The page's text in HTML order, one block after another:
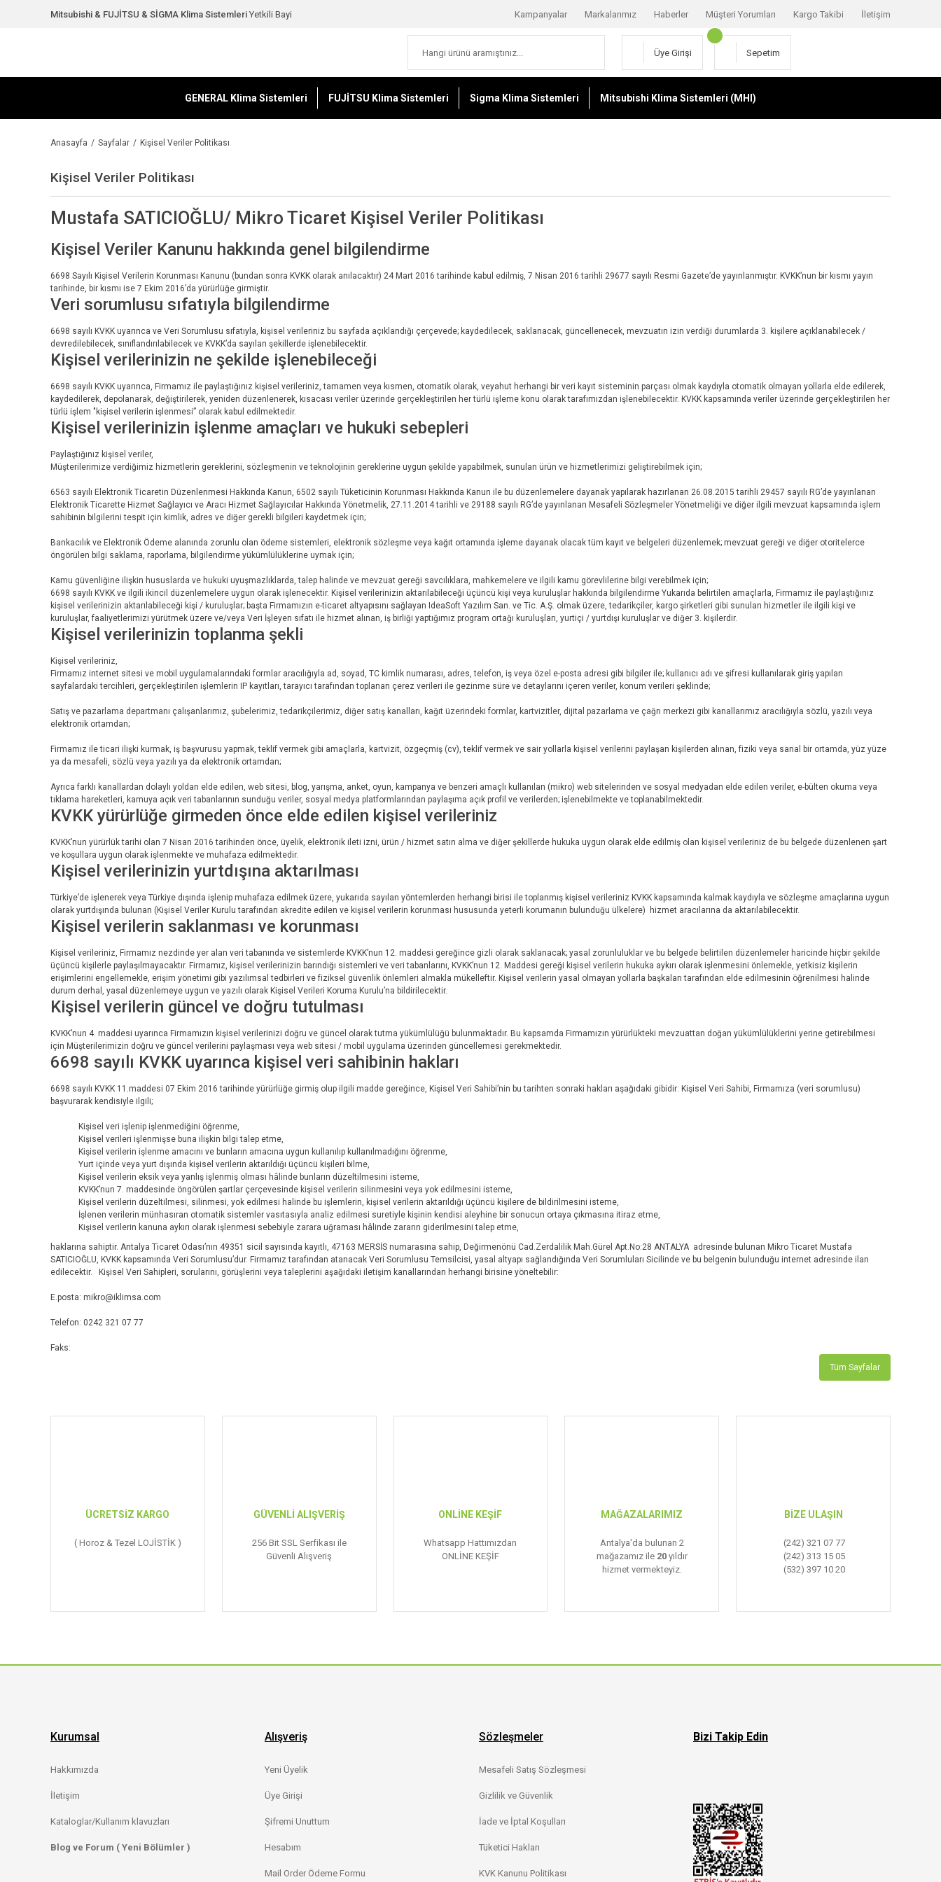
Mitsubishi & FUJİTSU & SİGMA Klima Sistemleri Yetkili Bayi Kampanyalar Markalarımız Haberler Müşteri Yorumları Kargo Takibi İletişim
Üye Girişi Sepetim
GENERAL Klima Sistemleri FUJİTSU Klima Sistemleri Sigma Klima Sistemleri Mitsubishi Klima Sistemleri (MHI)
Anasayfa Sayfalar Kişisel Veriler Politikası
Kişisel Veriler Politikası
Mustafa SATICIOĞLU/ Mikro Ticaret Kişisel Veriler Politikası
Kişisel Veriler Kanunu hakkında genel bilgilendirme
6698 Sayılı Kişisel Verilerin Korunması Kanunu (bundan sonra KVKK olarak anılacaktır) 24 Mart 2016 tarihinde kabul edilmiş, 7 Nisan 2016 tarihli 29677 sayılı Resmi Gazete’de yayınlanmıştır. KVKK’nun bir kısmı yayın
tarihinde, bir kısmı ise 7 Ekim 2016’da yürürlüğe girmiştir.
Veri sorumlusu sıfatıyla bilgilendirme
6698 sayılı KVKK uyarınca ve Veri Sorumlusu sıfatıyla, kişisel verileriniz bu sayfada açıklandığı çerçevede; kaydedilecek, saklanacak, güncellenecek, mevzuatın izin verdiği durumlarda 3. kişilere açıklanabilecek /
devredilebilecek, sınıflandırılabilecek ve KVKK’da sayılan şekillerde işlenebilecektir.
Kişisel verilerinizin ne şekilde işlenebileceği
6698 sayılı KVKK uyarınca, Firmamız ile paylaştığınız kişisel verileriniz, tamamen veya kısmen, otomatik olarak, veyahut herhangi bir veri kayıt sisteminin parçası olmak kaydıyla otomatik olmayan yollarla elde edilerek,
kaydedilerek, depolanarak, değiştirilerek, yeniden düzenlenerek, kısacası veriler üzerinde gerçekleştirilen her türlü işleme konu olarak tarafımızdan işlenebilecektir. KVKK kapsamında veriler üzerinde gerçekleştirilen her
türlü işlem "kişisel verilerin işlenmesi” olarak kabul edilmektedir.
Kişisel verilerinizin işlenme amaçları ve hukuki sebepleri
Paylaştığınız kişisel veriler,
Müşterilerimize verdiğimiz hizmetlerin gereklerini, sözleşmenin ve teknolojinin gereklerine uygun şekilde yapabilmek, sunulan ürün ve hizmetlerimizi geliştirebilmek için;
6563 sayılı Elektronik Ticaretin Düzenlenmesi Hakkında Kanun, 6502 sayılı Tüketicinin Korunması Hakkında Kanun ile bu düzenlemelere dayanak yapılarak hazırlanan 26.08.2015 tarihli 29457 sayılı RG’de yayınlanan
Elektronik Ticarette Hizmet Sağlayıcı ve Aracı Hizmet Sağlayıcılar Hakkında Yönetmelik, 27.11.2014 tarihli ve 29188 sayılı RG’de yayınlanan Mesafeli Sözleşmeler Yönetmeliği ve diğer ilgili mevzuat kapsamında işlem
sahibinin bilgilerini tespit için kimlik, adres ve diğer gerekli bilgileri kaydetmek için;
Bankacılık ve Elektronik Ödeme alanında zorunlu olan ödeme sistemleri, elektronik sözleşme veya kağıt ortamında işleme dayanak olacak tüm kayıt ve belgeleri düzenlemek; mevzuat gereği ve diğer otoritelerce
öngörülen bilgi saklama, raporlama, bilgilendirme yükümlülüklerine uymak için;
Kamu güvenliğine ilişkin hususlarda ve hukuki uyuşmazlıklarda, talep halinde ve mevzuat gereği savcılıklara, mahkemelere ve ilgili kamu görevlilerine bilgi verebilmek için;
6698 sayılı KVKK ve ilgili ikincil düzenlemelere uygun olarak işlenecektir. Kişisel verilerinizin aktarılabileceği üçüncü kişi veya kuruluşlar hakkında bilgilendirme Yukarıda belirtilen amaçlarla, Firmamız ile paylaştığınız
kişisel verilerinizin aktarılabileceği kişi / kuruluşlar; başta Firmamızın e-ticaret altyapısını sağlayan IdeaSoft Yazılım San. ve Tic. A.Ş. olmak üzere, tedarikçiler, kargo şirketleri gibi sunulan hizmetler ile ilgili kişi ve
kuruluşlar, faaliyetlerimizi yürütmek üzere ve/veya Veri İşleyen sıfatı ile hizmet alınan, iş birliği yaptığımız program ortağı kuruluşları, yurtiçi / yurtdışı kuruluşlar ve diğer 3. kişilerdir.
Kişisel verilerinizin toplanma şekli
Kişisel verileriniz,
Firmamız internet sitesi ve mobil uygulamalarındaki formlar aracılığıyla ad, soyad, TC kimlik numarası, adres, telefon, iş veya özel e-posta adresi gibi bilgiler ile; kullanıcı adı ve şifresi kullanılarak giriş yapılan
sayfalardaki tercihleri, gerçekleştirilen işlemlerin IP kayıtları, tarayıcı tarafından toplanan çerez verileri ile gezinme süre ve detaylarını içeren veriler, konum verileri şeklinde;
Satış ve pazarlama departmanı çalışanlarımız, şubelerimiz, tedarikçilerimiz, diğer satış kanalları, kağıt üzerindeki formlar, kartvizitler, dijital pazarlama ve çağrı merkezi gibi kanallarımız aracılığıyla sözlü, yazılı veya
elektronik ortamdan;
Firmamız ile ticari ilişki kurmak, iş başvurusu yapmak, teklif vermek gibi amaçlarla, kartvizit, özgeçmiş (cv), teklif vermek ve sair yollarla kişisel verilerini paylaşan kişilerden alınan, fiziki veya sanal bir ortamda, yüz yüze
ya da mesafeli, sözlü veya yazılı ya da elektronik ortamdan;
Ayrıca farklı kanallardan dolaylı yoldan elde edilen, web sitesi, blog, yarışma, anket, oyun, kampanya ve benzeri amaçlı kullanılan (mikro) web sitelerinden ve sosyal medyadan elde edilen veriler, e-bülten okuma veya
tıklama hareketleri, kamuya açık veri tabanlarının sunduğu veriler, sosyal medya platformlarından paylaşıma açık profil ve verilerden; işlenebilmekte ve toplanabilmektedir.
KVKK yürürlüğe girmeden önce elde edilen kişisel verileriniz
KVKK’nun yürürlük tarihi olan 7 Nisan 2016 tarihinden önce, üyelik, elektronik ileti izni, ürün / hizmet satın alma ve diğer şekillerde hukuka uygun olarak elde edilmiş olan kişisel verileriniz de bu belgede düzenlenen şart
ve koşullara uygun olarak işlenmekte ve muhafaza edilmektedir.
Kişisel verilerinizin yurtdışına aktarılması
Türkiye’de işlenerek veya Türkiye dışında işlenip muhafaza edilmek üzere, yukarıda sayılan yöntemlerden herhangi birisi ile toplanmış kişisel verileriniz KVKK kapsamında kalmak kaydıyla ve sözleşme amaçlarına uygun
olarak yurtdışında bulunan (Kişisel Veriler Kurulu tarafından akredite edilen ve kişisel verilerin korunması hususunda yeterli korumanın bulunduğu ülkelere) hizmet aracılarına da aktarılabilecektir.
Kişisel verilerin saklanması ve korunması
Kişisel verileriniz, Firmamız nezdinde yer alan veri tabanında ve sistemlerde KVKK’nun 12. maddesi gereğince gizli olarak saklanacak; yasal zorunluluklar ve bu belgede belirtilen düzenlemeler haricinde hiçbir şekilde
üçüncü kişilerle paylaşılmayacaktır. Firmamız, kişisel verilerinizin barındığı sistemleri ve veri tabanlarını, KVKK’nun 12. Maddesi gereği kişisel verilerin hukuka aykırı olarak işlenmesini önlemekle, yetkisiz kişilerin
erişimlerini engellemekle, erişim yönetimi gibi yazılımsal tedbirleri ve fiziksel güvenlik önlemleri almakla mükelleftir. Kişisel verilerin yasal olmayan yollarla başkaları tarafından elde edilmesinin öğrenilmesi halinde
durum derhal, yasal düzenlemeye uygun ve yazılı olarak Kişisel Verileri Koruma Kurulu’na bildirilecektir.
Kişisel verilerin güncel ve doğru tutulması
KVKK’nun 4. maddesi uyarınca Firmamızın kişisel verilerinizi doğru ve güncel olarak tutma yükümlülüğü bulunmaktadır. Bu kapsamda Firmamızın yürürlükteki mevzuattan doğan yükümlülüklerini yerine getirebilmesi
için Müşterilerimizin doğru ve güncel verilerini paylaşması veya web sitesi / mobil uygulama üzerinden güncellemesi gerekmektedir.
6698 sayılı KVKK uyarınca kişisel veri sahibinin hakları
6698 sayılı KVKK 11.maddesi 07 Ekim 2016 tarihinde yürürlüğe girmiş olup ilgili madde gereğince, Kişisel Veri Sahibi’nin bu tarihten sonraki hakları aşağıdaki gibidir: Kişisel Veri Sahibi, Firmamıza (veri sorumlusu)
başvurarak kendisiyle ilgili;
Kişisel veri işlenip işlenmediğini öğrenme,
Kişisel verileri işlenmişse buna ilişkin bilgi talep etme,
Kişisel verilerin işlenme amacını ve bunların amacına uygun kullanılıp kullanılmadığını öğrenme,
Yurt içinde veya yurt dışında kişisel verilerin aktarıldığı üçüncü kişileri bilme,
Kişisel verilerin eksik veya yanlış işlenmiş olması hâlinde bunların düzeltilmesini isteme,
KVKK’nun 7. maddesinde öngörülen şartlar çerçevesinde kişisel verilerin silinmesini veya yok edilmesini isteme,
Kişisel verilerin düzeltilmesi, silinmesi, yok edilmesi halinde bu işlemlerin, kişisel verilerin aktarıldığı üçüncü kişilere de bildirilmesini isteme,
İşlenen verilerin münhasıran otomatik sistemler vasıtasıyla analiz edilmesi suretiyle kişinin kendisi aleyhine bir sonucun ortaya çıkmasına itiraz etme,
Kişisel verilerin kanuna aykırı olarak işlenmesi sebebiyle zarara uğraması hâlinde zararın giderilmesini talep etme,
haklarına sahiptir. Antalya Ticaret Odası’nın 49351 sicil sayısında kayıtlı, 47163 MERSİS numarasına sahip, Değirmenönü Cad.Zerdalilik Mah.Gürel Apt.No:28 ANTALYA adresinde bulunan Mikro Ticaret Mustafa
SATICIOĞLU, KVKK kapsamında Veri Sorumlusu’dur. Firmamız tarafından atanacak Veri Sorumlusu Temsilcisi, yasal altyapı sağlandığında Veri Sorumluları Sicilinde ve bu belgenin bulunduğu internet adresinde ilan
edilecektir. Kişisel Veri Sahipleri, sorularını, görüşlerini veya taleplerini aşağıdaki iletişim kanallarından herhangi birisine yöneltebilir:
E.posta: mikro@iklimsa.com
Telefon: 0242 321 07 77
Faks:
Tüm Sayfalar
ÜCRETSİZ KARGO
( Horoz & Tezel LOJİSTİK )
GÜVENLİ ALIŞVERİŞ
256 Bit SSL Serfikası ile
Güvenli Alışveriş
ONLİNE KEŞİF
Whatsapp Hattımızdan
ONLİNE KEŞİF
MAĞAZALARIMIZ
Antalya'da bulunan 2
mağazamız ile 20yıldır
hizmet vermekteyiz.
BİZE ULAŞIN
(242) 321 07 77
(242) 313 15 05
(532) 397 10 20
Kurumsal
Hakkımızda
İletişim
Kataloglar/Kullanım klavuzları
Blog ve Forum ( Yeni Bölümler )
Alışveriş
Yeni Üyelik
Üye Girişi
Şifremi Unuttum
Hesabım
Mail Order Ödeme Formu
Sözleşmeler
Mesafeli Satış Sözleşmesi
Gizlilik ve Güvenlik
İade ve İptal Koşulları
Tüketici Hakları
KVK Kanunu Politikası
Bizi Takip Edin